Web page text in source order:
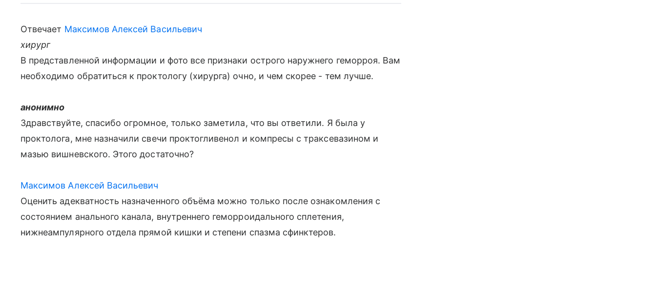
Отвечает Максимов Алексей Васильевич
хирург
В представленной информации и фото все признаки острого наружнего геморроя. Вам
необходимо обратиться к проктологу (хирурга) очно, и чем скорее - тем лучше.
анонимно
Здравствуйте, спасибо огромное, только заметила, что вы ответили. Я была у
проктолога, мне назначили свечи проктогливенол и компресы с траксевазином и
мазью вишневского. Этого достаточно?
Максимов Алексей Васильевич
Оценить адекватность назначенного объёма можно только после ознакомления с
состоянием анального канала, внутреннего геморроидального сплетения,
нижнеампулярного отдела прямой кишки и степени спазма сфинктеров.